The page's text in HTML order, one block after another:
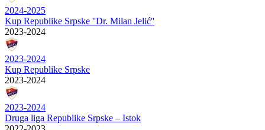
2024-2025
Kup Republike Srpske ''Dr. Milan Jelić''
2023-2024
2023-2024
Kup Republike Srpske
2023-2024
2023-2024
Druga liga Republike Srpske – Istok